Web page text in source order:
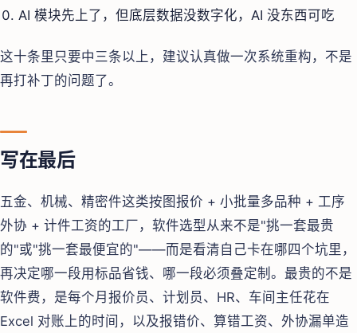
AI 模块先上了，但底层数据没数字化，AI 没东西可吃
这十条里只要中三条以上，建议认真做一次系统重构，不是
再打补丁的问题了。
写在最后
五金、机械、精密件这类按图报价 + 小批量多品种 + 工序
外协 + 计件工资的工厂，软件选型从来不是"挑一套最贵
的"或"挑一套最便宜的"——而是看清自己卡在哪四个坑里，
再决定哪一段用标品省钱、哪一段必须叠定制。最贵的不是
软件费，是每个月报价员、计划员、HR、车间主任花在
Excel 对账上的时间，以及报错价、算错工资、外协漏单造